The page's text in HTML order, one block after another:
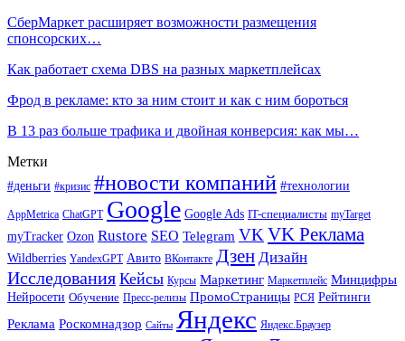
СберМаркет расширяет возможности размещения
спонсорских…
Как работает схема DBS на разных маркетплейсах
Фрод в рекламе: кто за ним стоит и как с ним бороться
В 13 раз больше трафика и двойная конверсия: как мы…
Метки
#деньги #кризис #новости компаний #технологии
AppMetrica ChatGPT Google Google Ads IT-специалисты myTarget
myTracker Ozon Rustore SEO Telegram VK VK Реклама
Wildberries YandexGPT Авито ВКонтакте Дзен Дизайн
Исследования Кейсы Курсы Маркетинг Маркетплейс Минцифры
Нейросети Обучение Пресс-релизы ПромоСтраницы РСЯ Рейтинги
Реклама Роскомнадзор Сайты Яндекс Яндекс.Браузер